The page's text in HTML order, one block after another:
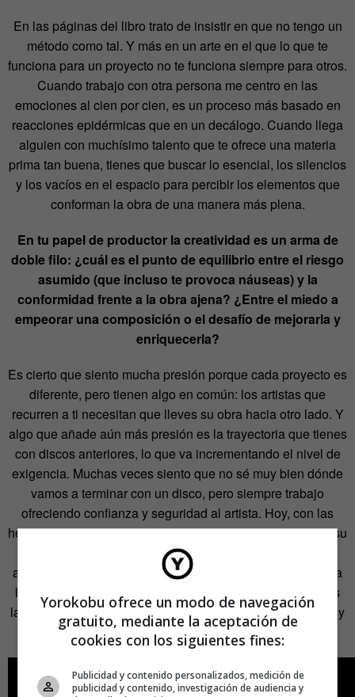
En las páginas del libro trato de insistir en que no tengo un
método como tal. Y más en un arte en el que lo que te
funciona para un proyecto no te funciona siempre para otros.
Cuando trabajo con otra persona me centro en las
emociones al cien por cien, es un proceso más basado en
reacciones epidérmicas que en un decálogo. Cuando llega
alguien con muchísimo talento que te ofrece una materia
prima tan buena, tienes que buscar lo esencial, los silencios
y los vacíos en el espacio para percibir los elementos que
conforman la obra de una manera más plena.
En tu papel de productor la creatividad es un arma de
doble filo: ¿cuál es el punto de equilibrio entre el riesgo
asumido (que incluso te provoca náuseas) y la
conformidad frente a la obra ajena? ¿Entre el miedo a
empeorar una composición o el desafío de mejorarla y
enriquecerla?
Es cierto que siento mucha presión porque cada proyecto es
diferente, pero tienen algo en común: los artistas que
recurren a ti necesitan que lleves su obra hacia otro lado. Y
algo que añade aún más presión es la trayectoria que tienes
con discos anteriores, lo que va incrementando el nivel de
exigencia. Muchas veces siento que no sé muy bien dónde
vamos a terminar con un disco, pero siempre trabajo
ofreciendo confianza y seguridad al artista. Hoy, con las
herramientas que existen en el negocio de la música y en su
mercantilización, se exigen resultados muy rápidos en
absolutamente todo el proceso. Pero mi experiencia me ha
llevado a trabajar de una manera más artesanal en discos
largos porque necesito tiempo para entender a los artistas y
la esencia de sus canciones.
Yorokobu ofrece un modo de navegación
gratuito, mediante la aceptación de
cookies con los siguientes fines:
Publicidad y contenido personalizados, medición de
publicidad y contenido, investigación de audiencia y